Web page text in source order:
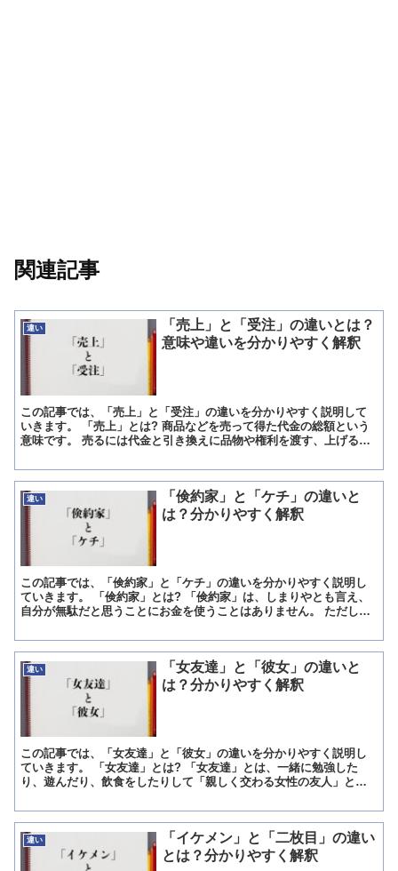
関連記事
違い
「売上」と「受注」の違いとは？
意味や違いを分かりやすく解釈
この記事では、「売上」と「受注」の違いを分かりやすく説明して
いきます。 「売上」とは? 商品などを売って得た代金の総額という
意味です。 売るには代金と引き換えに品物や権利を渡す、上げるに
違い
「倹約家」と「ケチ」の違いと
は？分かりやすく解釈
この記事では、「倹約家」と「ケチ」の違いを分かりやすく説明し
ていきます。 「倹約家」とは? 「倹約家」は、しまりやとも言え、
自分が無駄だと思うことにお金を使うことはありません。 ただし、
違い
「女友達」と「彼女」の違いと
は？分かりやすく解釈
この記事では、「女友達」と「彼女」の違いを分かりやすく説明し
ていきます。 「女友達」とは? 「女友達」とは、一緒に勉強した
り、遊んだり、飲食をしたりして「親しく交わる女性の友人」とい
違い
「イケメン」と「二枚目」の違い
とは？分かりやすく解釈